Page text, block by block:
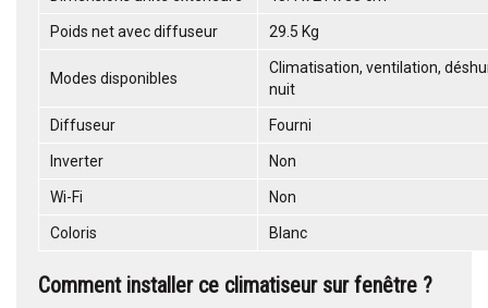
Poids net avec diffuseur 29.5 Kg
Modes disponibles
Climatisation, ventilation,
nuit
Diffuseur Fourni
Inverter Non
Wi-Fi Non
Coloris Blanc
Comment installer ce climatiseur sur fenêtre ?